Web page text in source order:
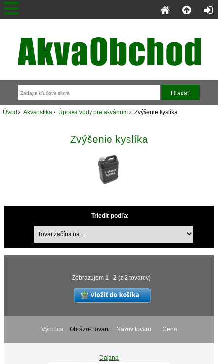
Úvod Akvaristika Úprava vody pre akvárium Zvýšenie kyslíka
Zvýšenie kyslíka
Triediť podľa:
Zobrazujem 1 - 2 (z 2 tovarov)
Výrobca Obrázok tovaru Názov tovaru Cena
Dajana